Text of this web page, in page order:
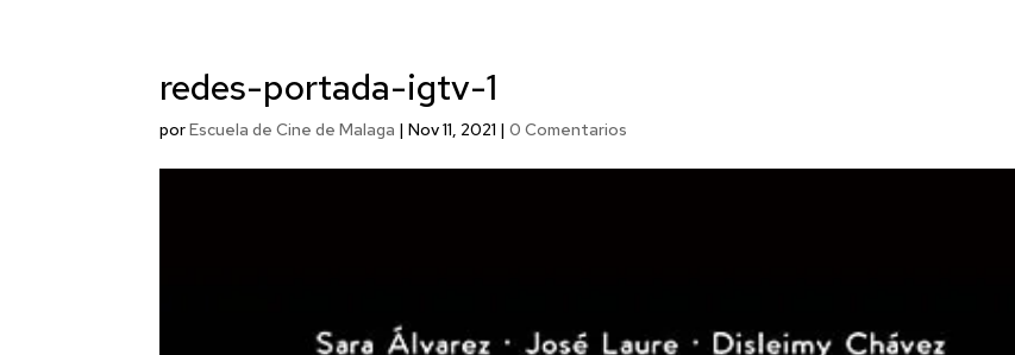
redes-portada-igtv-1
porEscuela de Cine de Malaga |Nov 11, 2021 |0 Comentarios